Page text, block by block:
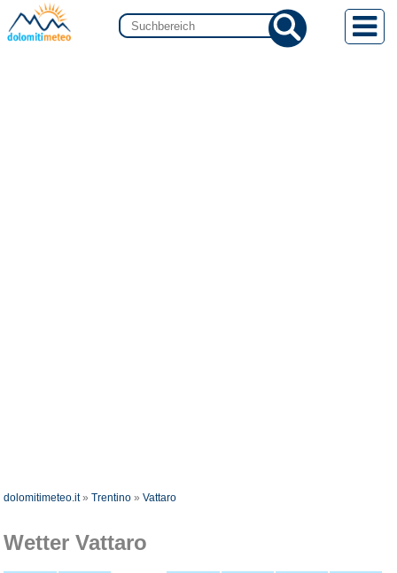
dolomitimeteo.it»Trentino »Vattaro
Wetter Vattaro